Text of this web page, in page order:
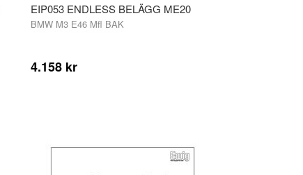
EIP053 ENDLESS BELÄGG ME20
BMW M3 E46 Mfl BAK
4.158 kr